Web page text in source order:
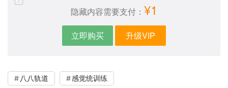
隐藏内容需要支付： ¥1
立即购买 升级VIP
八八轨道 感觉统训练